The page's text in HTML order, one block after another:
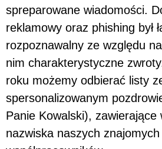
spreparowane wiadomości.
reklamowy oraz phishing był
rozpoznawalny ze względu
nim charakterystyczne
roku możemy odbierać listy
spersonalizowanym
Panie Kowalski), zawierające
nazwiska naszych